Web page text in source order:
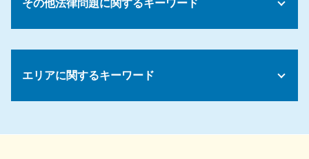
債務整理 借り入れ
債務整理 しない方がいい
会社 就業規則
懲戒処分 出勤停止
セクハラ 対策
カスタマーハラスメント 対応
相続 揉める 原因
相続人 連絡が取れない
相続放棄 申述書
相続放棄 費用
遺言 無効
アパート 賃貸契約
家賃滞納 強制退去 できない
家賃滞納 裁判
その他法律問題に関するキーワード
顧問弁護士 メリット
会社 顧問弁護士
景品表示法 わかりやすく
契約書 リーガル チェックとは
エリアに関するキーワード
労務問題 弁護士 相談 世田谷区